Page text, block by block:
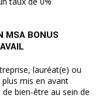
MSA BONUS
lauréat(e) ou
mis en avant
bien-être au sein de